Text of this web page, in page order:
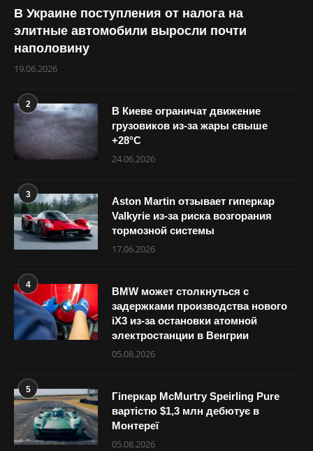
В Украине поступления от налога на
элитные автомобили выросли почти
наполовину
19.06.2026
2
В Киеве ограничат движение
грузовиков из-за жары свыше
+28°С
24.06.2026
3
Aston Martin отзывает гиперкар
Valkyrie из-за риска возгорания
тормозной системы
17.06.2026
4
BMW может столкнуться с
задержками производства нового
iX3 из-за остановки атомной
электростанции в Венгрии
05.08.2026
5
Гіперкар McMurtry Speirling Pure
вартістю $1,3 млн дебютує в
Монтереї
05.08.2026